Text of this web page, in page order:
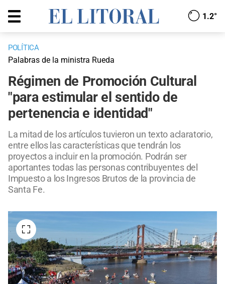
1.2°
POLÍTICA
Palabras de la ministra Rueda
Régimen de Promoción Cultural
"para estimular el sentido de
pertenencia e identidad"
La mitad de los artículos tuvieron un texto aclaratorio,
entre ellos las características que tendrán los
proyectos a incluir en la promoción. Podrán ser
aportantes todas las personas contribuyentes del
Impuesto a los Ingresos Brutos de la provincia de
Santa Fe.